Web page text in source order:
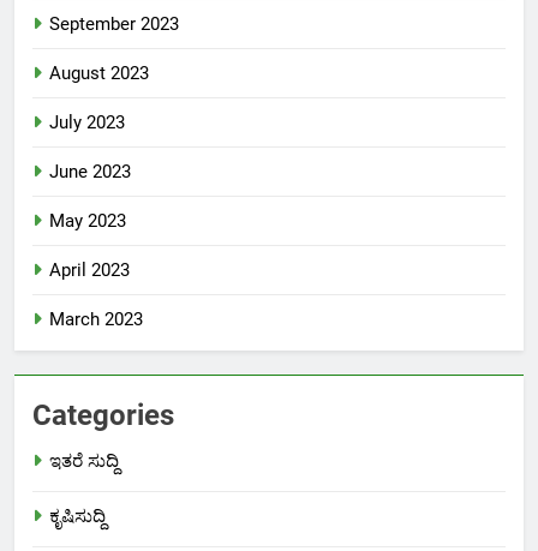
September 2023
August 2023
July 2023
June 2023
May 2023
April 2023
March 2023
Categories
ಇತರೆ ಸುದ್ದಿ
ಕೃಷಿಸುದ್ದಿ